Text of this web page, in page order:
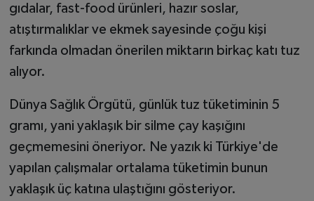
gıdalar, fast-food ürünleri, hazır soslar,
atıştırmalıklar ve ekmek sayesinde çoğu kişi
farkında olmadan önerilen miktarın birkaç katı tuz
alıyor.
Dünya Sağlık Örgütü, günlük tuz tüketiminin 5
gramı, yani yaklaşık bir silme çay kaşığını
geçmemesini öneriyor. Ne yazık ki Türkiye'de
yapılan çalışmalar ortalama tüketimin bunun
yaklaşık üç katına ulaştığını gösteriyor.